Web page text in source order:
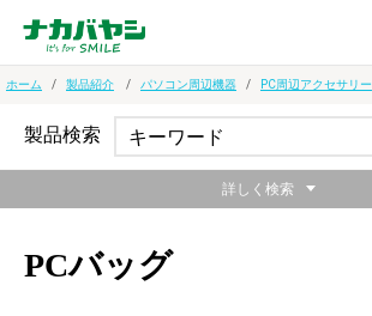
ホーム 製品紹介 パソコン周辺機器 PC周辺アクセサリー
PCバッグ
製品検索
詳しく検索